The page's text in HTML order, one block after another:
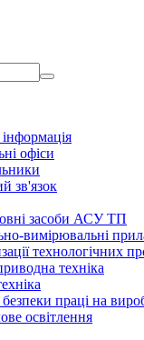
офіси
зв'язок
засоби АСУ ТП
вимірювальні
технологічних
техніка
праці на
освітлення